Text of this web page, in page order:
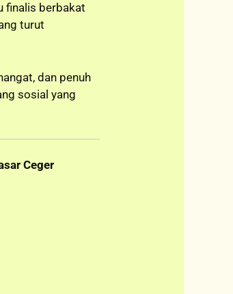
finalis berbakat
turut
dan penuh
sosial yang
Ceger